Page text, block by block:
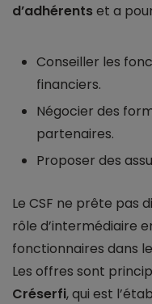
d’adhérentset a
Conseiller les
financiers.
Négocier des
partenaires.
Proposer des
Le CSF ne prête pas
rôle d’intermédiaire
fonctionnaires dans
Les offres sont
Créserfi, qui est